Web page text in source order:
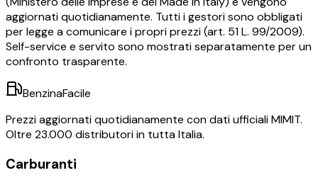
aggiornati quotidianamente. Tutti i gestori sono obbligati
per legge a comunicare i propri prezzi (art. 51 L. 99/2009).
Self-service e servito sono mostrati separatamente per un
confronto trasparente.
BenzinaFacile
Prezzi aggiornati quotidianamente con dati ufficiali MIMIT.
Oltre 23.000 distributori in tutta Italia.
Carburanti